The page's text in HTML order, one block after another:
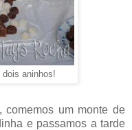
aninhos!
comemos um monte de
e passamos a tarde